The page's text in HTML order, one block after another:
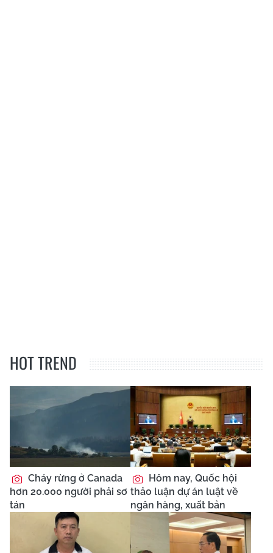
HOT TREND
Cháy rừng ở Canada
hơn 20.000 người phải sơ
tán
Hôm nay, Quốc hội
thảo luận dự án luật về
ngân hàng, xuất bản